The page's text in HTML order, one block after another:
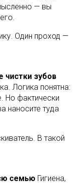
— вы
Один проход —
зубов
Логика понятна:
Но фактически
наносите туда
В такой
семью Гигиена,